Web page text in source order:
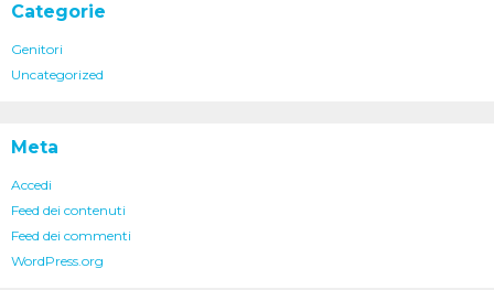
Categorie
Genitori
Uncategorized
Meta
Accedi
Feed dei contenuti
Feed dei commenti
WordPress.org